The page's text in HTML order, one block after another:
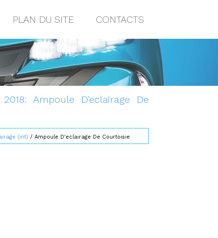
PLAN DU SITE CONTACTS
Ampoule D'eclairage De
(int) / Ampoule D'eclairage De Courtoisie